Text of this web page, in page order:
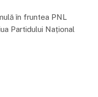
în fruntea PNL
Partidului Național